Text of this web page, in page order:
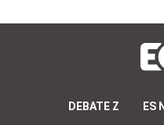
DEBATE Z ES